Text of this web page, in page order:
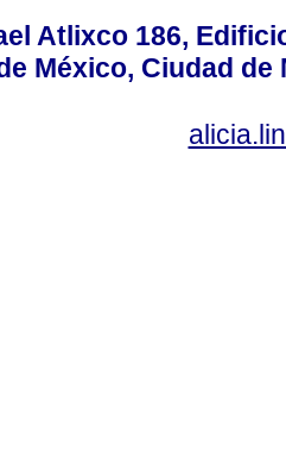
Atlixco 186,
México, Ciudad de